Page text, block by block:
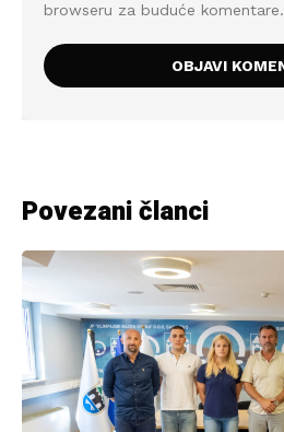
browseru za buduće komentare.
Povezani članci